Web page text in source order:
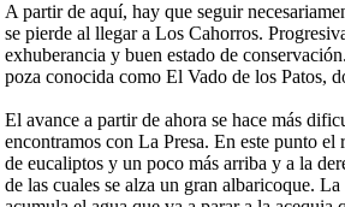
A partir de aquí, hay que seguir
se pierde al llegar a Los Cahorros.
exhuberancia y buen estado de
poza conocida como El Vado de los Patos,
El avance a partir de ahora se hace más
encontramos con La Presa. En este punto el
de eucaliptos y un poco más arriba y a la
de las cuales se alza un gran albaricoque.